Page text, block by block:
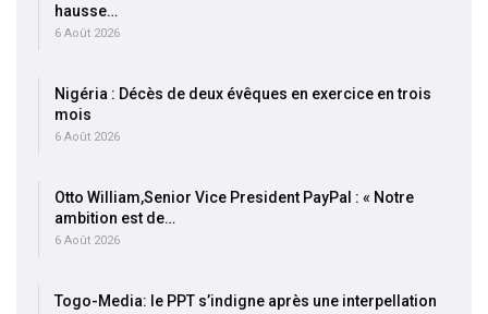
hausse…
6 Août 2026
Nigéria : Décès de deux évêques en exercice en trois
mois
6 Août 2026
Otto William,Senior Vice President PayPal : « Notre
ambition est de…
6 Août 2026
Togo-Media: le PPT s’indigne après une interpellation